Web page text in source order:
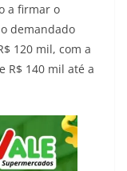
a firmar o
demandado
120 mil, com a
R$ 140 mil até a